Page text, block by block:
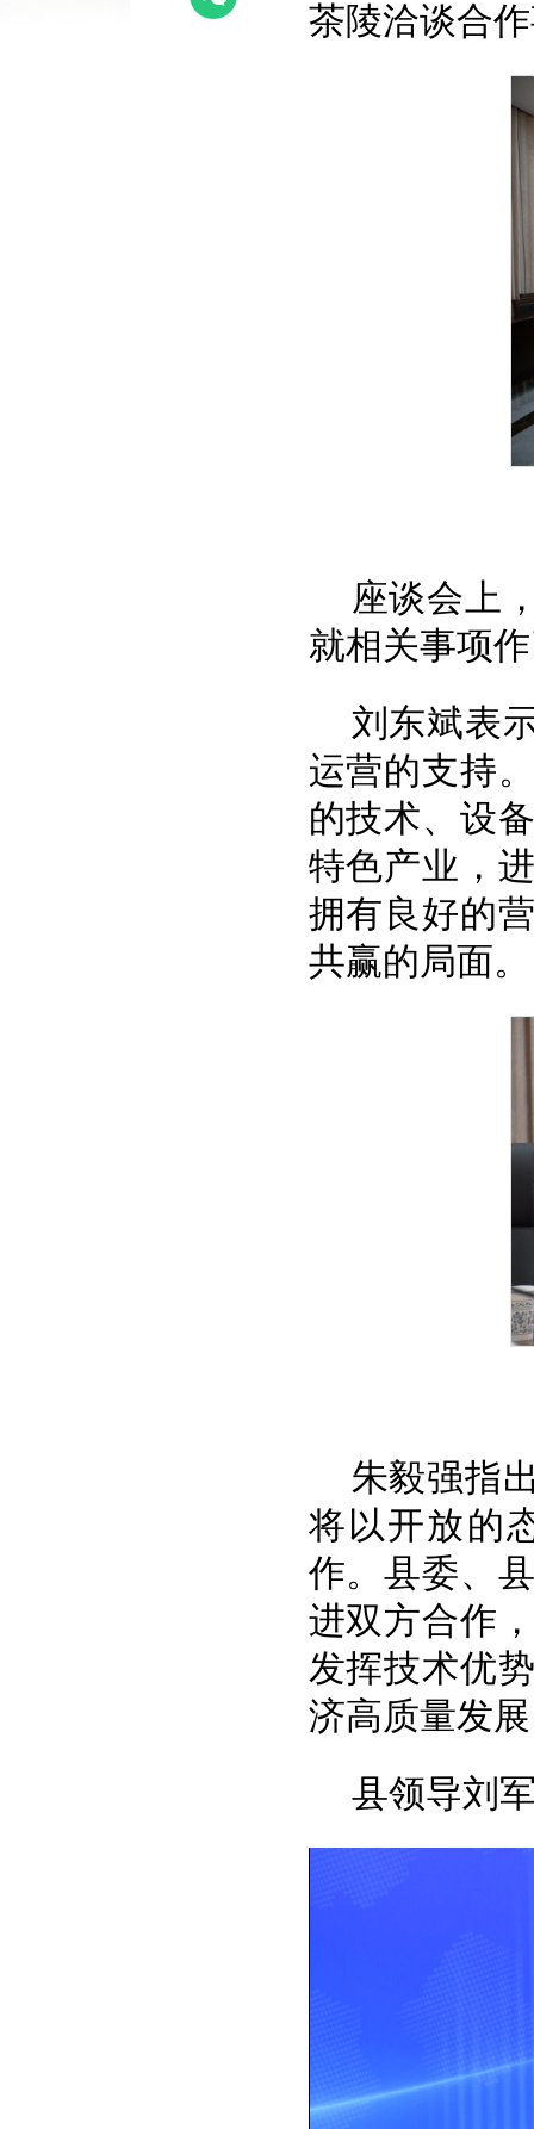
茶陵洽谈合
座谈会上
就相关事项
刘东斌表
运营的支持
的技术、设
特色产业，
拥有良好的
共赢的局面。
朱毅强指
将以开放的
作。县委、
进双方合作
发挥技术优
济高质量发
县领导刘